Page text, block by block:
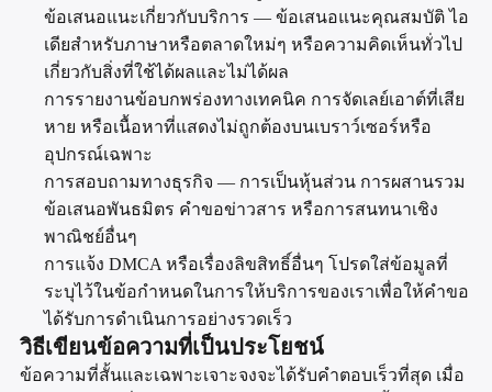
ข้อเสนอแนะเกี่ยวกับบริการ — ข้อเสนอแนะคุณสมบัติ ไอ
เดียสำหรับภาษาหรือตลาดใหม่ๆ หรือความคิดเห็นทั่วไป
เกี่ยวกับสิ่งที่ใช้ได้ผลและไม่ได้ผล
การรายงานข้อบกพร่องทางเทคนิค การจัดเลย์เอาต์ที่เสีย
หาย หรือเนื้อหาที่แสดงไม่ถูกต้องบนเบราว์เซอร์หรือ
อุปกรณ์เฉพาะ
การสอบถามทางธุรกิจ — การเป็นหุ้นส่วน การผสานรวม
ข้อเสนอพันธมิตร คำขอข่าวสาร หรือการสนทนาเชิง
พาณิชย์อื่นๆ
การแจ้ง DMCA หรือเรื่องลิขสิทธิ์อื่นๆ โปรดใส่ข้อมูลที่
ระบุไว้ในข้อกำหนดในการให้บริการของเราเพื่อให้คำขอ
ได้รับการดำเนินการอย่างรวดเร็ว
วิธีเขียนข้อความที่เป็นประโยชน์
ข้อความที่สั้นและเฉพาะเจาะจงจะได้รับคำตอบเร็วที่สุด เมื่อ